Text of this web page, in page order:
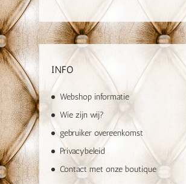
INFO
Webshop informatie
Wie zijn wij?
gebruiker overeenkomst
Privacybeleid
Contact met onze boutique